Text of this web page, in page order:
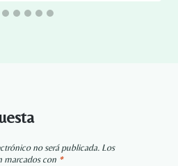
no será publicada. Los
marcados con *